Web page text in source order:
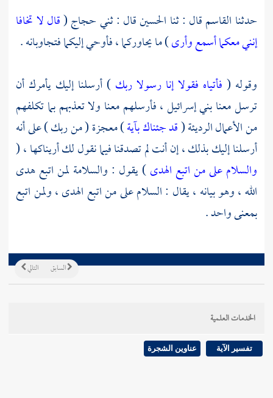
حدثنا القاسمقال : ثنا الحسينقال : ثنيحجاج(قال لا تخافا
إنني معكما أسمع وأرى) ما يحاوركما ، فأوحي إليكما فتجاوبانه .
وقوله ( فأتياه فقولا إنا رسولا ربك ) أرسلنا إليك يأمرك أن
ترسل معنابني إسرائيل ،فأرسلهم معنا ولا تعذبهم بما تكلفهم
من الأعمال الرديئة (قد جئناك بآية) معجزة ( من ربك ) على أنه
أرسلنا إليك بذلك ، إن أنت لم تصدقنا فيما نقول لك أريناكها ، (
والسلام على من اتبع الهدى) يقول : والسلامة لمن اتبع هدى
الله ، وهو بيانه ، يقال : السلام على من اتبع الهدى ، ولمن اتبع
بمعنى واحد .
التالي السابق
الخدمات العلمية
تفسير الآية عناوين الشجرة